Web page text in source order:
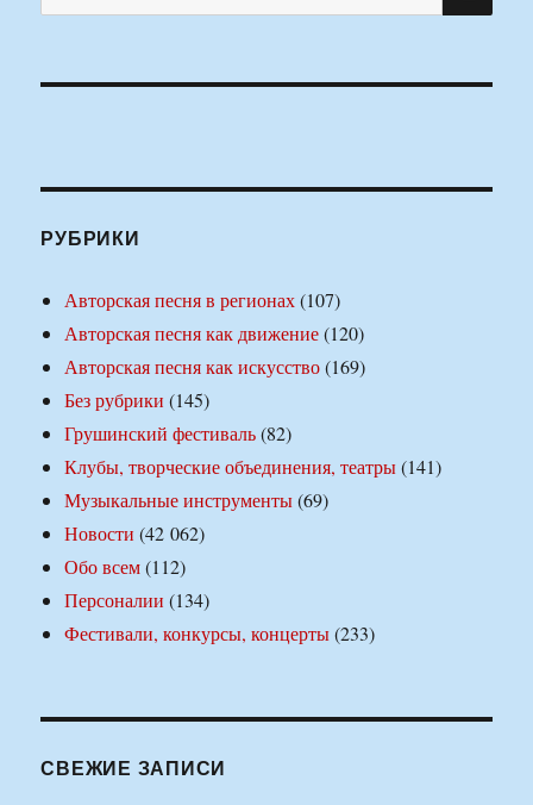
РУБРИКИ
Авторская песня в регионах(107)
Авторская песня как движение(120)
Авторская песня как искусство(169)
Без рубрики (145)
Грушинский фестиваль(82)
Клубы, творческие объединения, театры(141)
Музыкальные инструменты(69)
Новости (42 062)
Обо всем(112)
Персоналии (134)
Фестивали, конкурсы, концерты(233)
СВЕЖИЕ ЗАПИСИ